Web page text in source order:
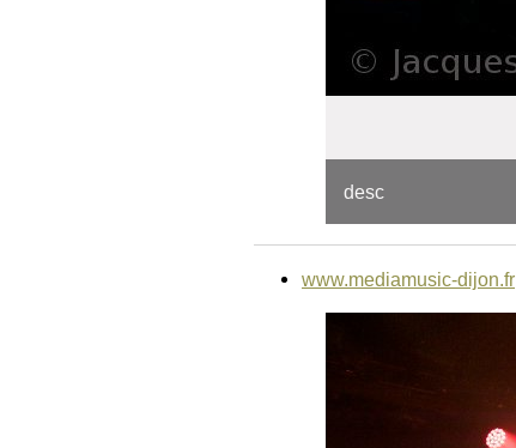
desc
www.mediamusic-dijon.fr